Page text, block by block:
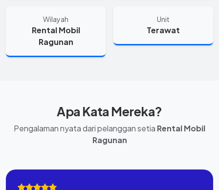
Wilayah
Rental Mobil
Ragunan
Unit
Terawat
Apa Kata Mereka?
Pengalaman nyata dari pelanggan setia Rental Mobil
Ragunan